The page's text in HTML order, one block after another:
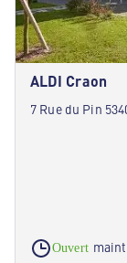
ALDI Craon
7 Rue du Pin
Ouvert